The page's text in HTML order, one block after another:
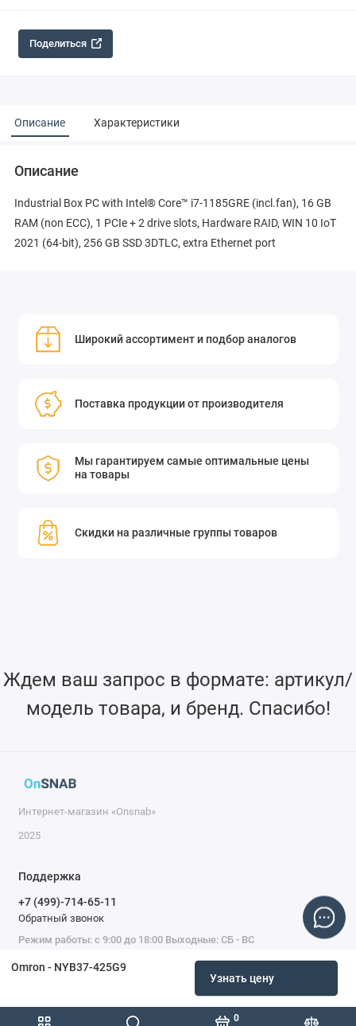
0
Omron - NYB37-425G9
Узнать цену
Поделиться
Описание Характеристики
Описание
Industrial Box PC with Intel® Core™ i7-1185GRE (incl.fan), 16 GB
RAM (non ECC), 1 PCIe + 2 drive slots, Hardware RAID, WIN 10 IoT
2021 (64-bit), 256 GB SSD 3DTLC, extra Ethernet port
Широкий ассортимент и подбор аналогов
Поставка продукции от производителя
Мы гарантируем самые оптимальные цены
на товары
Скидки на различные группы товаров
Ждем ваш запрос в формате: артикул/
модель товара, и бренд. Спасибо!
Интернет-магазин «Onsnab»
2025
Поддержка
+7 (499)-714-65-11
Обратный звонок
Режим работы: с 9:00 до 18:00 Выходные: СБ - ВС